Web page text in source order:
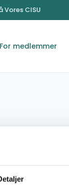
Vores CISU
For medlemmer